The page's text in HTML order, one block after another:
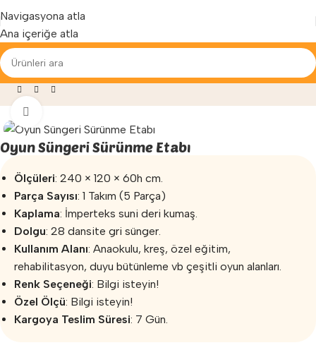
Navigasyona atla
Ana içeriğe atla
Yenilenen arayüzümüz ile hizmetinizdeyiz...
»Sünger Oyun Grupları
Oyun Süngeri Sürünme Etabı
Ölçüleri: 240 × 120 × 60h cm.
Parça Sayısı: 1 Takım (5 Parça)
Kaplama: İmperteks suni deri kumaş.
Dolgu: 28 dansite gri sünger.
Kullanım Alanı: Anaokulu, kreş, özel eğitim,
rehabilitasyon, duyu bütünleme vb çeşitli oyun alanları.
Renk Seçeneği: Bilgi isteyin!
Özel Ölçü: Bilgi isteyin!
Kargoya Teslim Süresi: 7 Gün.